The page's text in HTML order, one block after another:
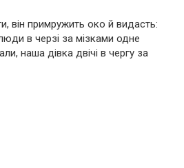
він примружить око й видасть:
в черзі за мізками одне
наша дівка двічі в чергу за